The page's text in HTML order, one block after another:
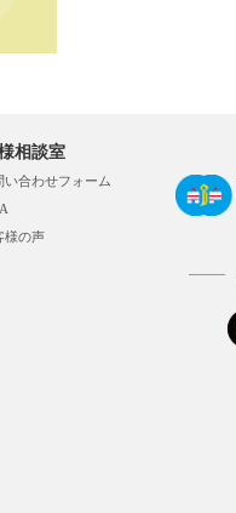
相談室
い合わせフォーム
様の声